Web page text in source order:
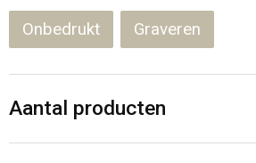
Onbedrukt Graveren
Aantal producten